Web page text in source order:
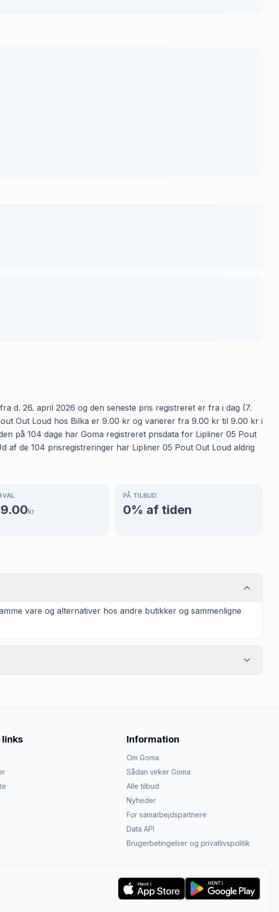
d. 26. april 2026 og den seneste pris registreret er fra i dag (7.
Out Loud hos Bilka er 9.00 kr og varierer fra 9.00 kr til 9.00 kr i
på 104 dage har Goma registreret prisdata for Lipliner 05 Pout
af de 104 prisregistreringer har Lipliner 05 Pout Out Loud aldrig
9.00kr
PÅ TILBUD
0% af tiden
vare og alternativer hos andre butikker og sammenligne
links Information
Om Goma
Sådan virker Goma
Alle tilbud
Nyheder
For samarbejdspartnere
Data API
Brugerbetingelser og privatlivspolitik